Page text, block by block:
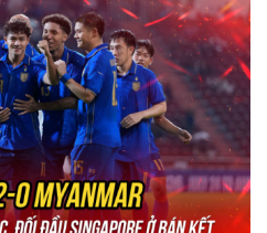
Podcast
Câu chuyện thời sự
Đọc truyện đêm khuya
Cửa sổ tình yêu
Kể chuyện cho bé
Hạt giống tâm hồn